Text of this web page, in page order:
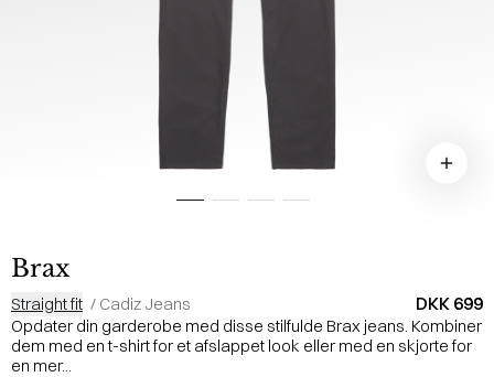
Brax
Straight fit / Cadiz Jeans DKK 699
Opdater din garderobe med disse stilfulde Brax jeans. Kombiner
dem med en t-shirt for et afslappet look eller med en skjorte for
en mer...